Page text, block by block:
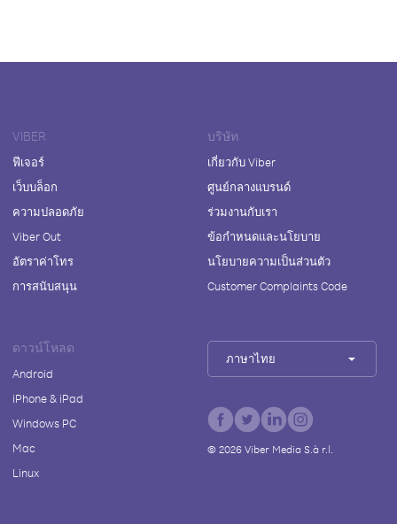
VIBER
ฟีเจอร์
เว็บบล็อก
ความปลอดภัย
Viber Out
อัตราค่าโทร
การสนับสนุน
บริษัท
เกี่ยวกับ Viber
ศูนย์กลางแบรนด์
ร่วมงานกับเรา
ข้อกำหนดและนโยบาย
นโยบายความเป็นส่วนตัว
Customer Complaints Code
ดาวน์โหลด
Android
iPhone & iPad
Windows PC
Mac
Linux
ภาษาไทย
© 2026Viber Media S.à r.l.